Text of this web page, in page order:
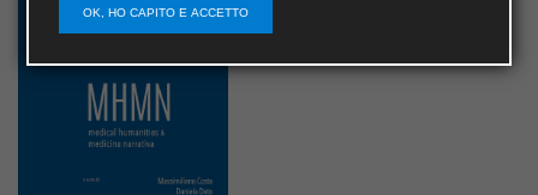
OK, HO CAPITO E ACCETTO